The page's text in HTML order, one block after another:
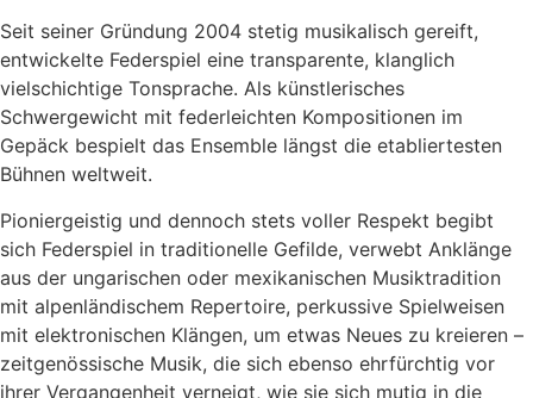
Seit seiner Gründung 2004 stetig musikalisch gereift,
entwickelte Federspiel eine transparente, klanglich
vielschichtige Tonsprache. Als künstlerisches
Schwergewicht mit federleichten Kompositionen im
Gepäck bespielt das Ensemble längst die etabliertesten
Bühnen weltweit.
Pioniergeistig und dennoch stets voller Respekt begibt
sich Federspiel in traditionelle Gefilde, verwebt Anklänge
aus der ungarischen oder mexikanischen Musiktradition
mit alpenländischem Repertoire, perkussive Spielweisen
mit elektronischen Klängen, um etwas Neues zu kreieren –
zeitgenössische Musik, die sich ebenso ehrfürchtig vor
ihrer Vergangenheit verneigt, wie sie sich mutig in die